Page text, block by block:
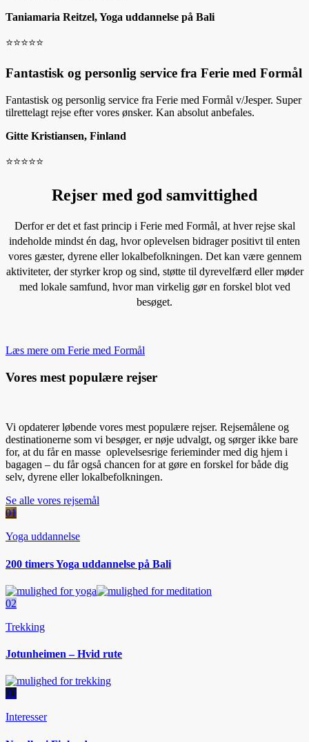
Taniamaria Reitzel, Yoga uddannelse på Bali
⭐️⭐️⭐️⭐️⭐️
Fantastisk og personlig service fra Ferie med Formål
Fantastisk og personlig service fra Ferie med Formål v/Jesper. Super
tilrettelagt rejse efter vores ønsker. Kan absolut anbefales.
Gitte Kristiansen, Finland
⭐️⭐️⭐️⭐️⭐️
Rejser med god samvittighed
Derfor er det et fast princip i Ferie med Formål, at hver rejse skal
indeholde mindst én dag, hvor oplevelsen bidrager positivt til enten
vores gæster, dyrene eller lokalbefolkningen. Det kan være gennem
aktiviteter, der styrker krop og sind, støtte til dyrevelfærd eller møder
med lokale samfund, hvor man virkelig gør en forskel blot ved
besøget.
Læs mere om Ferie med Formål
Vores mest populære rejser
Vi opdaterer løbende vores mest populære rejser. Rejsemålene og
destinationerne som vi besøger, er nøje udvalgt, og sørger ikke bare
for, at du får en masse oplevelsesrige ferieminder med dig hjem i
bagagen – du får også chancen for at gøre en forskel for både dig
selv, dyrene eller lokalbefolkningen.
Se alle vores rejsemål
01
Yoga uddannelse
200 timers Yoga uddannelse på Bali
02
Trekking
Jotunheimen – Hvid rute
03
Interesser